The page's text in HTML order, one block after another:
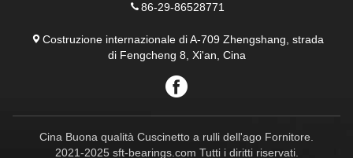
86-29-86528771
Costruzione internazionale di A-709 Zhengshang, strada
di Fengcheng 8, Xi'an, Cina
Cina Buona qualità Cuscinetto a rulli dell'ago Fornitore.
2021-2025 sft-bearings.com Tutti i diritti riservati.